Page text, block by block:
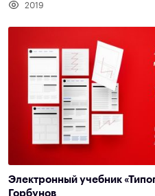
2019
Электронный учебник
Горбунов